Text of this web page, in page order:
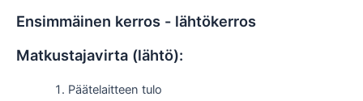
Ensimmäinen kerros - lähtökerros
Matkustajavirta (lähtö):
Päätelaitteen tulo